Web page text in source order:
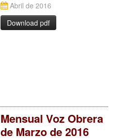
Abril de 2016
Download pdf
Mensual Voz Obrera
de Marzo de 2016